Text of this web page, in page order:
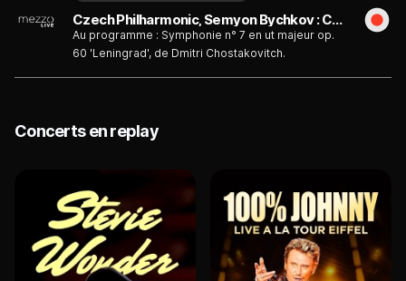
Czech Philharmonic, Semyon Bychkov : Chostakovitch, Symphonie n° 7 "Leningrad"
Au programme : Symphonie n° 7 en ut majeur op.
60 'Leningrad', de Dmitri Chostakovitch.
Concerts en replay